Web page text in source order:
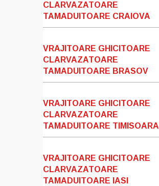
CLARVAZATOARE
TAMADUITOARE CRAIOVA
VRAJITOARE GHICITOARE
CLARVAZATOARE
TAMADUITOARE BRASOV
VRAJITOARE GHICITOARE
CLARVAZATOARE
TAMADUITOARE TIMISOARA
VRAJITOARE GHICITOARE
CLARVAZATOARE
TAMADUITOARE IASI